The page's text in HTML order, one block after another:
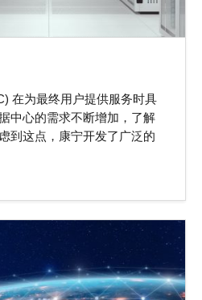
在为最终用户提供服务时具
中心的需求不断增加，了解
到这点，康宁开发了广泛的